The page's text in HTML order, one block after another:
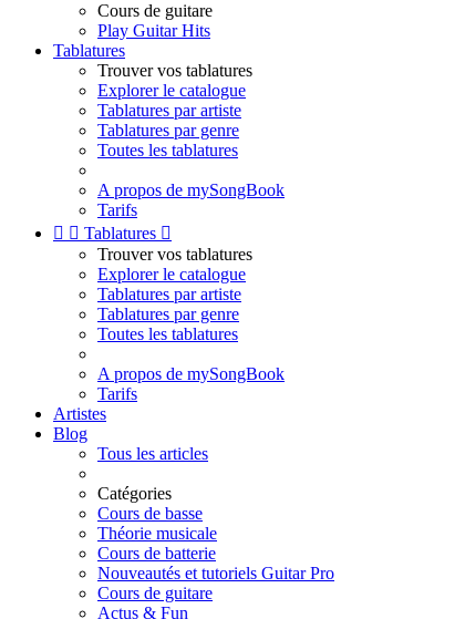
Cours de guitare
Play Guitar Hits
Tablatures
Trouver vos tablatures
Explorer le catalogue
Tablatures par artiste
Tablatures par genre
Toutes les tablatures
A propos de mySongBook
Tarifs
  Tablatures 
Trouver vos tablatures
Explorer le catalogue
Tablatures par artiste
Tablatures par genre
Toutes les tablatures
A propos de mySongBook
Tarifs
Artistes
Blog
Tous les articles
Catégories
Cours de basse
Théorie musicale
Cours de batterie
Nouveautés et tutoriels Guitar Pro
Cours de guitare
Actus & Fun